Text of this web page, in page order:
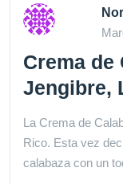
Crema de
Jengibre,
La Crema de
Rico. Esta vez
calabaza con un